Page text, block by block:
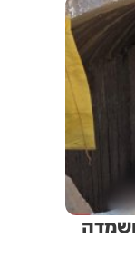
לפני מספר
היא הסכימה
כה, בעקבות
אליה. אך בעקבות
נעצרה ונחסמה -
להשבית את